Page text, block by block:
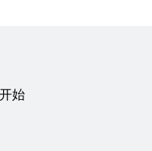
始